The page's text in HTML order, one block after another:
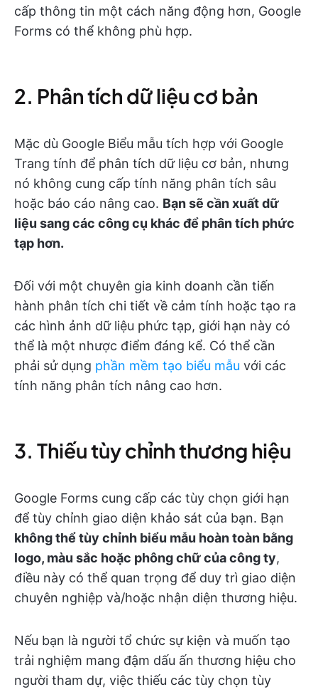
cấp thông tin một cách năng động hơn, Google
Forms có thể không phù hợp.
2. Phân tích dữ liệu cơ bản
Mặc dù Google Biểu mẫu tích hợp với Google
Trang tính để phân tích dữ liệu cơ bản, nhưng
nó không cung cấp tính năng phân tích sâu
hoặc báo cáo nâng cao. Bạn sẽ cần xuất dữ
liệu sang các công cụ khác để phân tích phức
tạp hơn.
Đối với một chuyên gia kinh doanh cần tiến
hành phân tích chi tiết về cảm tính hoặc tạo ra
các hình ảnh dữ liệu phức tạp, giới hạn này có
thể là một nhược điểm đáng kể. Có thể cần
phải sử dụng phần mềm tạo biểu mẫu với các
tính năng phân tích nâng cao hơn.
3. Thiếu tùy chỉnh thương hiệu
Google Forms cung cấp các tùy chọn giới hạn
để tùy chỉnh giao diện khảo sát của bạn. Bạn
không thể tùy chỉnh biểu mẫu hoàn toàn bằng
logo, màu sắc hoặc phông chữ của công ty,
điều này có thể quan trọng để duy trì giao diện
chuyên nghiệp và/hoặc nhận diện thương hiệu.
Nếu bạn là người tổ chức sự kiện và muốn tạo
trải nghiệm mang đậm dấu ấn thương hiệu cho
người tham dự, việc thiếu các tùy chọn tùy